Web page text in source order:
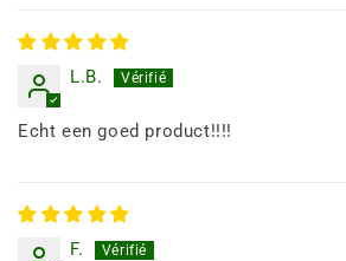
L.B.
Echt een goed product!!!!
F.